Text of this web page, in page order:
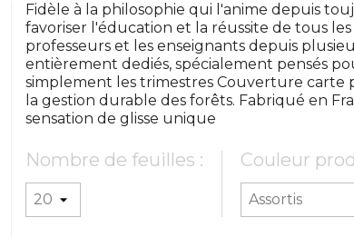
Fidèle à la philosophie qui l'anime depuis
favoriser l'éducation et la réussite de tous
professeurs et les enseignants depuis
entièrement dediés, spécialement pensés
simplement les trimestres Couverture
la gestion durable des forêts. Fabriqué en
sensation de glisse unique
Nombre de feuilles : Couleur